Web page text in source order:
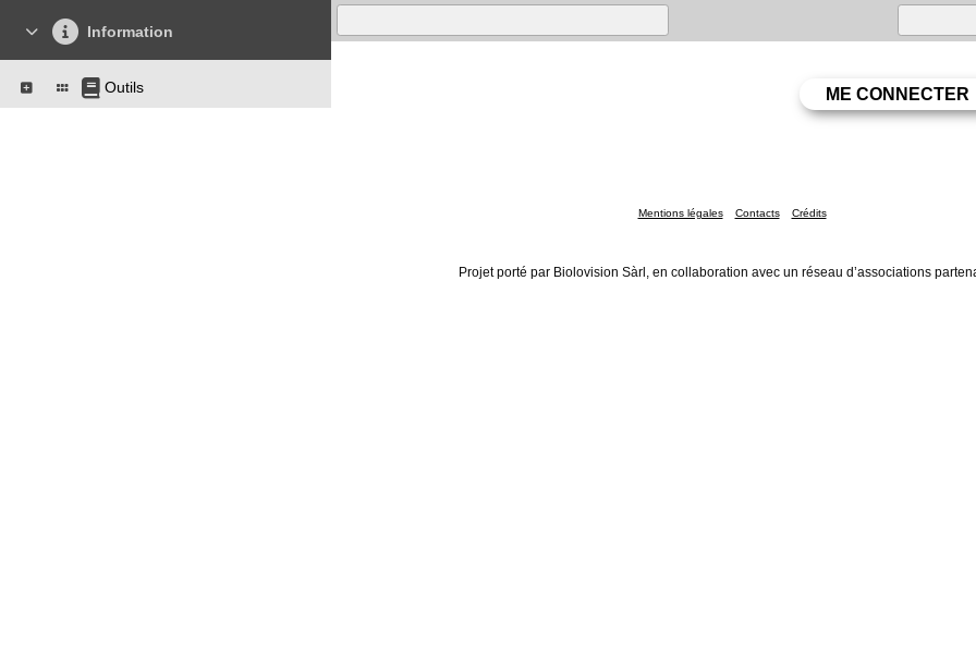
Information
Outils
Mentions légales Contacts Crédits
Projet porté par Biolovision Sàrl, en collaboration avec un réseau d’associations